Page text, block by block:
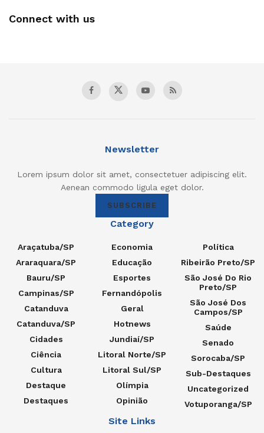
Connect with us
Newsletter
Lorem ipsum dolor sit amet, consectetuer adipiscing elit.
Aenean commodo ligula eget dolor.
SUBSCRIBE
Category
Araçatuba/SP
Araraquara/SP
Bauru/SP
Campinas/SP
Catanduva
Catanduva/SP
Cidades
Ciência
Cultura
Destaque
Destaques
Economia
Educação
Esportes
Fernandópolis
Geral
Hotnews
Jundiaí/SP
Litoral Norte/SP
Litoral Sul/SP
Olímpia
Opinião
Política
Ribeirão Preto/SP
São José Do Rio
Preto/SP
São José Dos
Campos/SP
Saúde
Senado
Sorocaba/SP
Sub-Destaques
Uncategorized
Votuporanga/SP
Site Links